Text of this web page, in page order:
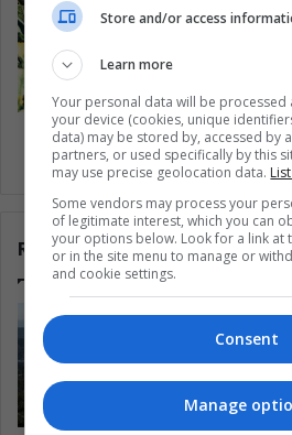
Pence exige a Colombia
cultivos
Related Articles
Store and/or access
Learn more
Your personal data will be
your device (cookies, unique
data) may be stored by, accessed by
partners, or used specifically by this
may use precise geolocation data.
Some vendors may process your
of legitimate interest, which you can
your options below. Look for a link at
or in the site menu to manage or
and cookie settings.
Consent
Manage